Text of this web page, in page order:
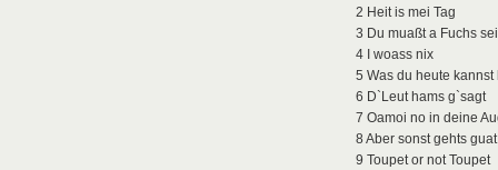
2 Heit is mei Tag
3 Du muaßt a Fuchs sei
4 I woass nix
5 Was du heute kannst
6 D`Leut hams g`sagt
7 Oamoi no in deine
8 Aber sonst gehts guat
9 Toupet or not Toupet